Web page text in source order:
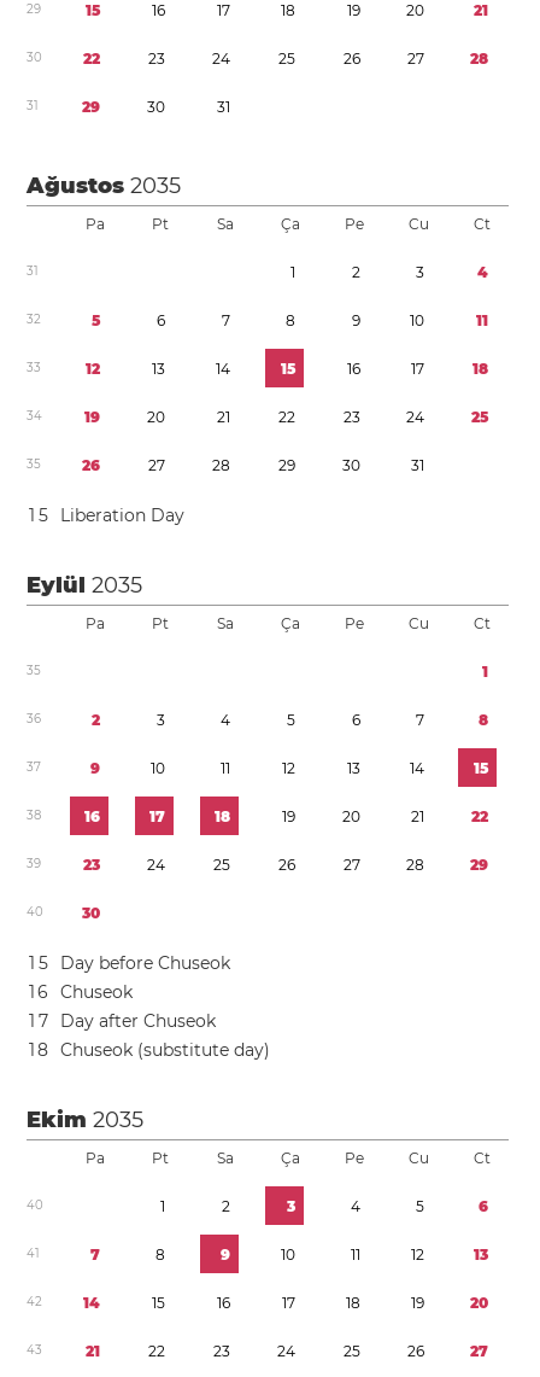
29 15 16 17 18 19 20 21
30 22 23 24 25 26 27 28
31 29 30 31
Ağustos2035
Pa Pt Sa Ça Pe Cu Ct
31 1 2 3 4
32 5 6 7 8 9 10 11
33 12 13 14 15 16 17 18
34 19 20 21 22 23 24 25
35 26 27 28 29 30 31
1 5 Liberation Day
Eylül2035
Pa Pt Sa Ça Pe Cu Ct
35 1
36 2 3 4 5 6 7 8
37 9 10 11 12 13 14 15
38 16 17 18 19 20 21 22
39 23 24 25 26 27 28 29
40 30
1 5
Day before Chuseok
16
Chuseok
1 7
Day after Chuseok
18 Chuseok (substitute day)
Ekim2035
Pa Pt Sa Ça Pe Cu Ct
40 1 2 3 4 5 6
41 7 8 9 10 11 12 13
42 14 15 16 17 18 19 20
43 21 22 23 24 25 26 27